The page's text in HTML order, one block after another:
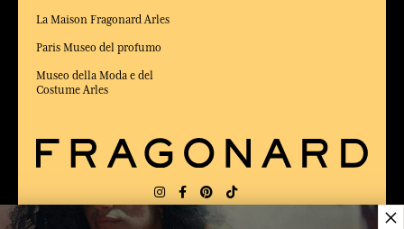
La Maison Fragonard Arles
Paris Museo del profumo
Museo della Moda e del
Costume Arles
×